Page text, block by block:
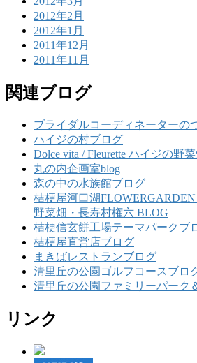
2012年2月
2012年1月
2011年12月
2011年11月
関連ブログ
ブライダルコーディネーターの
ハイジの村ブログ
Dolce vita / Fleurette ハイジの野
丸の内企画室blog
森の中の水族館ブログ
桔梗屋河口湖
野菜畑・長寿村権六 BLOG
桔梗信玄餅工場テーマパークブ
桔梗屋直営店ブログ
まきばレストランブログ
清里丘の公園ゴルフコースブロ
清里丘の公園ファミリーパーク
リンク